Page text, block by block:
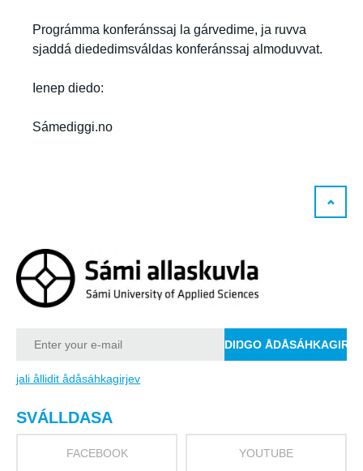
Prográmma konferánssaj la gárvedime, ja ruvva
sjaddá diededimsváldas konferánssaj almoduvvat.
Ienep diedo:
Sámediggi.no
jali ållidit ådåsáhkagirjev
SVÁLLDASA
FACEBOOK YOUTUBE